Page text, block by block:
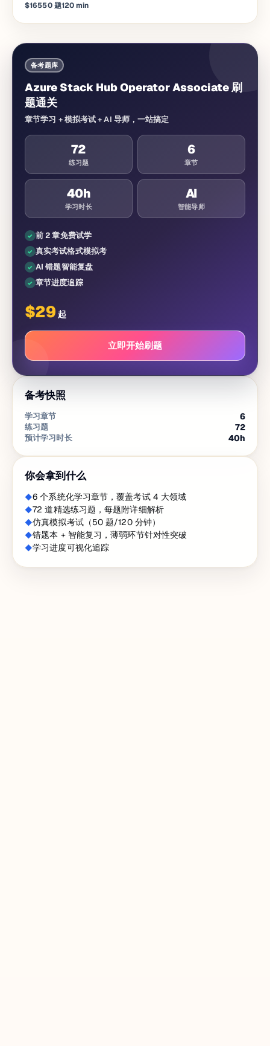
$16550 题120min
备考题库
Azure Stack Hub Operator Associate 刷
题通关
章节学习 + 模拟考试 + AI 导师，一站搞定
72
练习题
6
章节
40h
学习时长
AI
智能导师
前 2 章免费试学
真实考试格式模拟考
AI 错题智能复盘
章节进度追踪
$29 起
立即开始刷题
备考快照
学习章节 6
练习题 72
预计学习时长 40h
你会拿到什么
6 个系统化学习章节，覆盖考试 4 大领域
72 道精选练习题，每题附详细解析
仿真模拟考试（50 题/120 分钟）
错题本 + 智能复习，薄弱环节针对性突破
学习进度可视化追踪